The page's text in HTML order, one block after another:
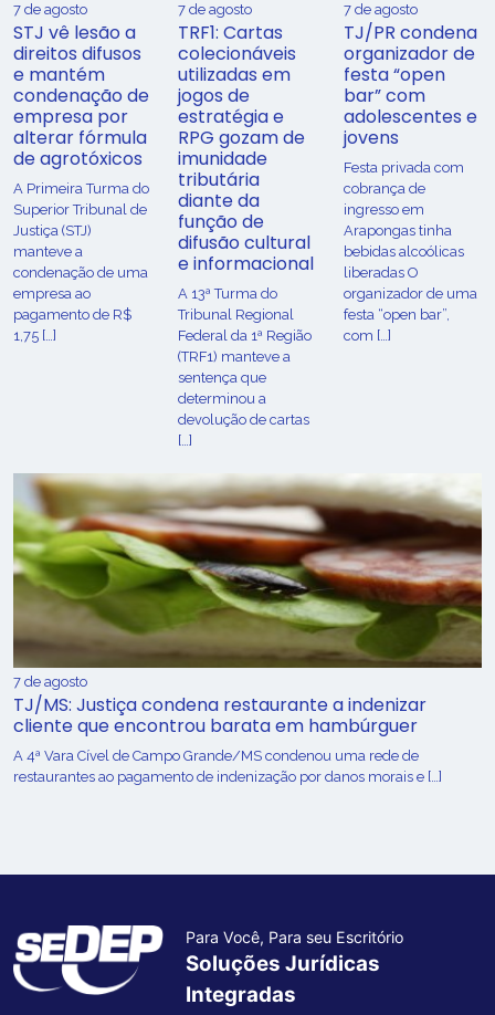
7 de agosto
STJ vê lesão a
direitos difusos
e mantém
condenação de
empresa por
alterar fórmula
de agrotóxicos
​A Primeira Turma do
Superior Tribunal de
Justiça (STJ)
manteve a
condenação de uma
empresa ao
pagamento de R$
1,75 […]
7 de agosto
TRF1: Cartas
colecionáveis
utilizadas em
jogos de
estratégia e
RPG gozam de
imunidade
tributária
diante da
função de
difusão cultural
e informacional
A 13ª Turma do
Tribunal Regional
Federal da 1ª Região
(TRF1) manteve a
sentença que
determinou a
devolução de cartas
[…]
7 de agosto
TJ/PR condena
organizador de
festa “open
bar” com
adolescentes e
jovens
Festa privada com
cobrança de
ingresso em
Arapongas tinha
bebidas alcoólicas
liberadas O
organizador de uma
festa “open bar”,
com […]
7 de agosto
TJ/MS: Justiça condena restaurante a indenizar
cliente que encontrou barata em hambúrguer
A 4ª Vara Cível de Campo Grande/MS condenou uma rede de
restaurantes ao pagamento de indenização por danos morais e […]
Para Você, Para seu Escritório
Soluções Jurídicas
Integradas